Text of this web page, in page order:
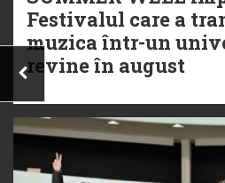
Festivalul care a
muzica într-un
revine în august